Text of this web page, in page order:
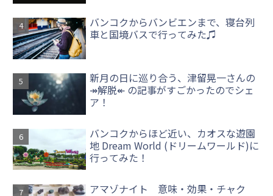
バンコクからバンビエンまで、寝台列
車と国境バスで行ってみた♫
新月の日に巡り合う、津留晃一さんの
↠解脱↞ の記事がすごかったのでシェ
ア！
バンコクからほど近い、カオスな遊園
地 Dream World (ドリームワールド)に
行ってみた！
アマゾナイト 意味・効果・チャク